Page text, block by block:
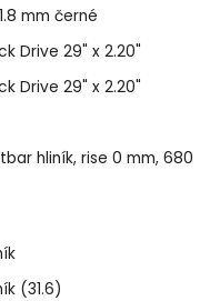
mm černé
Drive 29" x 2.20"
Drive 29" x 2.20"
hliník, rise 0 mm, 680
(31.6)